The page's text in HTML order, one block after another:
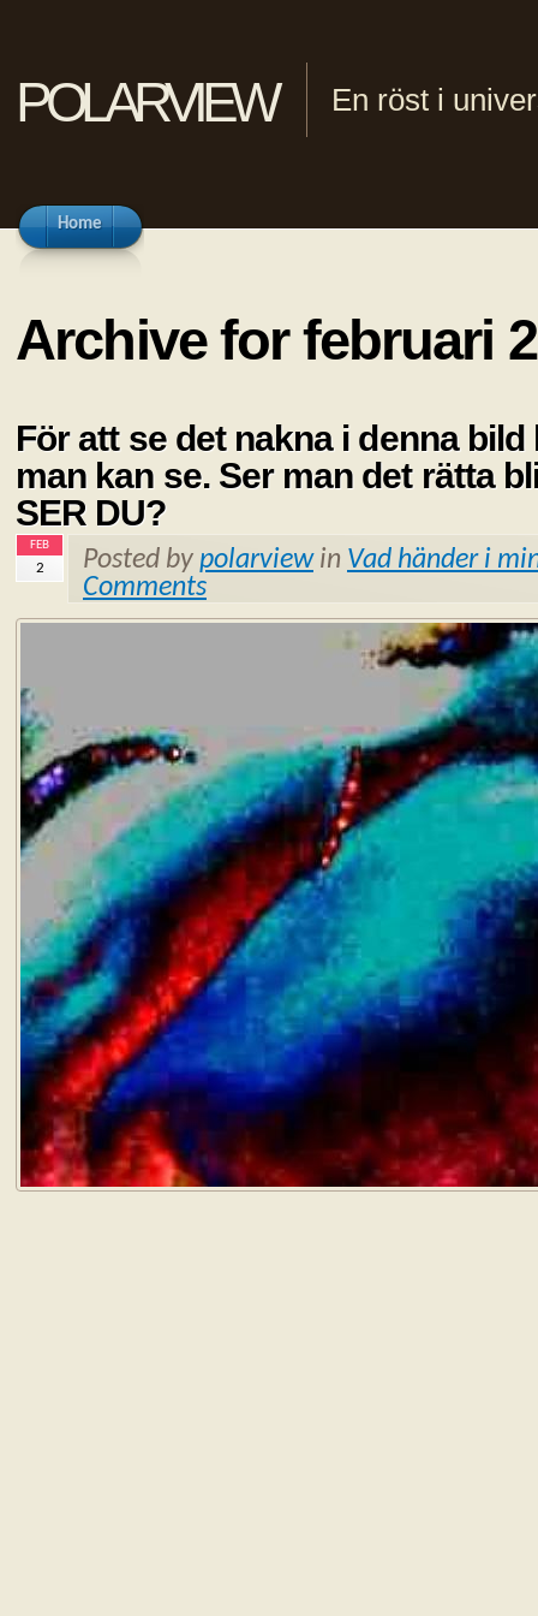
polarview En röst i
Home
Archive for februari
För att se det nakna i denna
man kan se. Ser man det rätta
SER DU?
FEB
2 Posted by polarviewin Vad händer i
Comments